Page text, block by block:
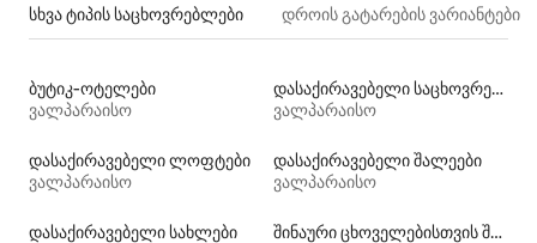
სხვა ტიპის საცხოვრებლები დროის გატარების ვარიანტები
ბუტიკ‑ოტელები
ვალპარაისო
დასაქირავებელი საცხოვრებლები ადაპტირებული სიმაღლის საწოლით
ვალპარაისო
დასაქირავებელი ლოფტები
ვალპარაისო
დასაქირავებელი შალეები
ვალპარაისო
დასაქირავებელი სახლები
შინაური ცხოველებისთვის შესაფერისი დასაქირავებელი საცხოვრებლები